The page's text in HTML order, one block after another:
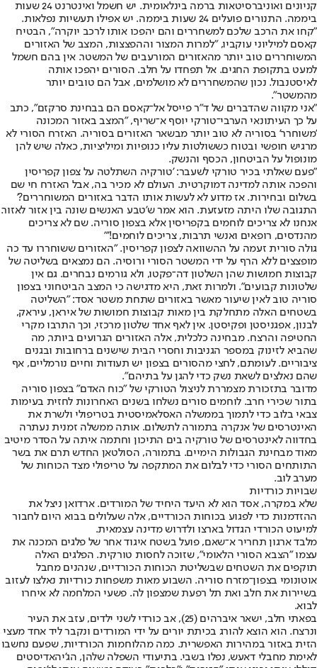
קניונים ואוניברסיטאות ברמה בינלאומית. יש חשמל ואינטרנט 24 שעות
ביממה. התנורים פועלים 24 שעות ביממה. יש אפילו תעשיות נפלאות.
"קחו את הרכב שלכם למשחררים והם יהפכו אותו לרכב יוקרה", הבטיח
קאסם למיליוני עוקביו, "למרות המצור וההפצצות, המצב של האזורים
המשוחררים טוב יותר מהאזורים המורעבים של המשטר. אין בהם חשמל
למעט בתקופת החגים. אל תפחדו על חלב. הסורים יהפכו אותה
לאיסטנבול. נכון שהמשחררים לא מושלמים, אבל הם טובים יותר
מהמשטר".
"אני מקווה שהדברים של ד"ר פייסל אל־קאסם הם בבחינת סרקזם", כתב
על כך העיתונאי הערבי־טורקי יוסף א־שריף, "המצב באזור המכונה
'משוחרר' בסוריה לא טוב יותר מבשאר האזורים בסוריה. האזרח הסורי לא
מרגיש חופשי ובטוח כששולטות עליו כנופיות ומיליציות, כאלה שיש להן
מונופול על הביטחון, הכסף והנשק.
"פעם שאלתי בכיר טורקי לשעבר: 'טורקיה השתלטה על צפון קפריסין
והפכה אותה למדינה דמוקרטית. העולם לא מכיר בה, אבל האזרח חי שם
בשלום ובחירות. אז מדוע לא לעשות אותו הדבר באזורים המשוחררים?'
התגובה שלו היתה מזעזעת. הוא אמר ש'טבע האנשים שונה בין אזור לאזור.
אנחנו לא צריכים לוחמים בקפריסין אלא בצפון סוריה. שם לא צריכים
מהנדסים, רופאים ואנשי תרבות, צריכים לוחמים!'"
גולה סורית זעמה על ההשוואה לצפון קפריסין. "האזורים ששוחררו עד כה
מופצצים ללא הרף על ידי המשטר הסורי ורוסיה. הם נמצאים בשליטה של
קבוצות חמושות שהן השלטון דה־פקטו, ולא גורמים נבחרים. גם אין
שלטונות קבועים". ולמרות זאת, היא מדגישה כי המצב הביטחוני בצפון
סוריה טוב לאין שיעור מאשר באזורים שתחת משטר אסד: "השליטה
בשטחים האלה מתחלקת בין מאות קבוצות חמושות של איראן, עיראק,
לבנון, אפגניסטן ופקיסטן. אין לאף אחד שלטון מרכזי, וכך התרבו מקרי
החטיפה והרצח. מבחינה כלכלית, אלה האזורים הגרועים ביותר, מה
שהביא לזינוק במספר הגניבות וחסרי הבית שישנים ברחובות ובגנים
ציבוריים. לעומתם, לחצי מהסורים בצפון יש תעודות וחיים נורמליים, אף
שהם נאלצים לשאת נשק כדי להגן על בתיהם".
מדובר בתזכורת מצמררת לניצול הטורקי של "כוח האדם" בצפון סוריה
בתור שכירי חרב. לוחמים סורים נשלחו בשנים האחרונות לחזית בעימות
צבאי בלוב כדי לתמוך בממשלה האסלאמיסטית בטריפולי ולשרת את
האינטרסים של אנקרה בתמורה לתשלום. אותה ממשלה זמנית נעתרה
בחדווה לאינטרסים של טורקיה בים התיכון וחתמה איתה על הסדר מיטיב
מאוד מבחינת הגבולות הימיים. בתמורה, הסולטאן החדש תרם את בשר
התותחים הסורי כדי לבלום את המתקפה על טריפולי מצד הכוחות של
מערב לוב.
שבויות כורדיות
שלא במקרה, אסד הוא לא היעד היחיד של המורדים. ארדואן ניצל את
ההזדמנות כדי לפגוע בכוחות הכורדיים, אלה שעלולים בבוא היום לחבור
למיעוט הכורדי הגדול בארצו ולדרוש מדינה עצמאית.
מלבד ארגון תחריר א־שאם, פועל בשטח איגוד אחר של פלגים המכנה את
עצמו "הצבא הסורי הלאומי", שזוכה לחסות טורקית. הפלגים האלה
תוקפים את השטחים שבשליטת הכוחות הכורדיים, שנהנים מחבל
אוטונומי בצפון־מזרח סוריה. השבוע מאות משפחות כורדיות נאלצו לעזוב
בשיירות את חלב ואת תל רפעת שמצפון לה. פשעי המלחמה לא איחרו
לבוא.
בפאתי חלב, ישאר איברהים (25), אב כורדי לשני ילדים, עזב את העיר
ונרצח. הוא הוצא להורג בכיתת יורים על ידי המורדים ונקבר ליד אחד מעצי
הזית באזור במהירות האפשרית. כמה מהלוחמות הכורדיות, שפעם נחשבו
לאימת מחבלי דאעש, נפלו בשבי. בתיעודי השפלה שלהן, הג'יהאדיסטים